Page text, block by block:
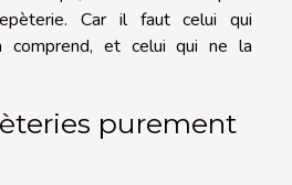
Car il faut celui qui
comprend, et celui qui ne la
purement